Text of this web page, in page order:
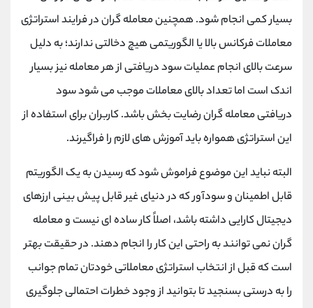
بسیار کمی انجام شود. همچنین معامله گران در فرایند استراتژی
معاملات فرکانس بالا یا الگوریتمی هیچ دخالتی ندارند؛ به دلیل
سرعت بالای انجام عملیات سود دریافتی از هر معامله نیز بسیار
اندک است اما تعداد بالای معاملات موجب می شود سود
دریافتی معامله گران رضایت بخش باشد. کاربران برای استفاده از
این استراتژی همواره باید آموزش های لازم را فراگیرند.
البته نباید این موضوع فراموش شود که رسیدن به یک الگوریتم
قابل اطمینان و سودآور که در دنیای غیر قابل پیش‌ بینی ارزهای
دیجیتال کارایی داشته باشد، اصلاً کار ساده‌ ای نیست و معامله
گران نمی توانند به راحتی این کار را انجام دهند. در حقیقت بهتر
است که قبل از انتخاب استراتژی معاملاتی خودتان تمام جوانب
را به درستی بسنجید تا بتوانید از وجود خطرات احتمالی جلوگیری